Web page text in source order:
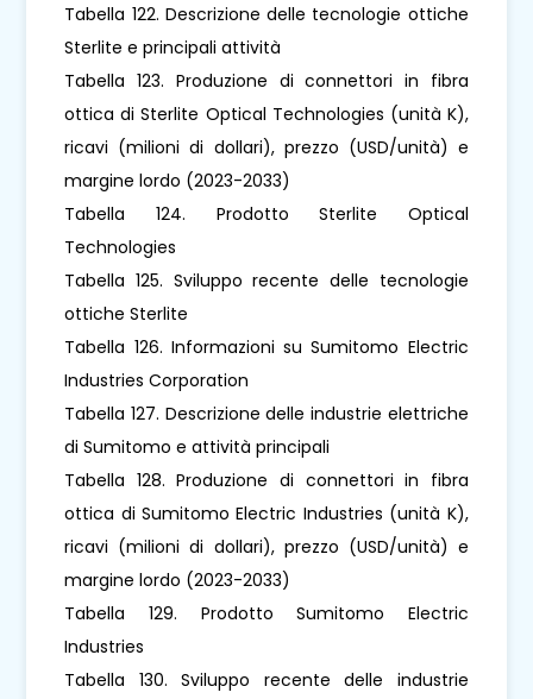
Tabella 122. Descrizione delle tecnologie ottiche
Sterlite e principali attività
Tabella 123. Produzione di connettori in fibra
ottica di Sterlite Optical Technologies (unità K),
ricavi (milioni di dollari), prezzo (USD/unità) e
margine lordo (2023-2033)
Tabella 124. Prodotto Sterlite Optical
Technologies
Tabella 125. Sviluppo recente delle tecnologie
ottiche Sterlite
Tabella 126. Informazioni su Sumitomo Electric
Industries Corporation
Tabella 127. Descrizione delle industrie elettriche
di Sumitomo e attività principali
Tabella 128. Produzione di connettori in fibra
ottica di Sumitomo Electric Industries (unità K),
ricavi (milioni di dollari), prezzo (USD/unità) e
margine lordo (2023-2033)
Tabella 129. Prodotto Sumitomo Electric
Industries
Tabella 130. Sviluppo recente delle industrie